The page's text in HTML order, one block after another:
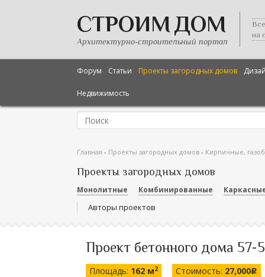
СТРОИМ ДОМ
Архитектурно-строительный портал
на
Форум Статьи Проекты загородных домов
Недвижимость
Главная - Проекты загородных домов - Кирпичные,
Проекты загородных домов
Монолитные Комбинированные
Авторы проектов
Проект бетонного дома 57-
Площадь: 162 м2 Стоимость: 27,000c